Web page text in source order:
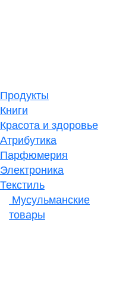
Продукты
Книги
Красота и здоровье
Атрибутика
Парфюмерия
Электроника
Текстиль
Мусульманские
товары